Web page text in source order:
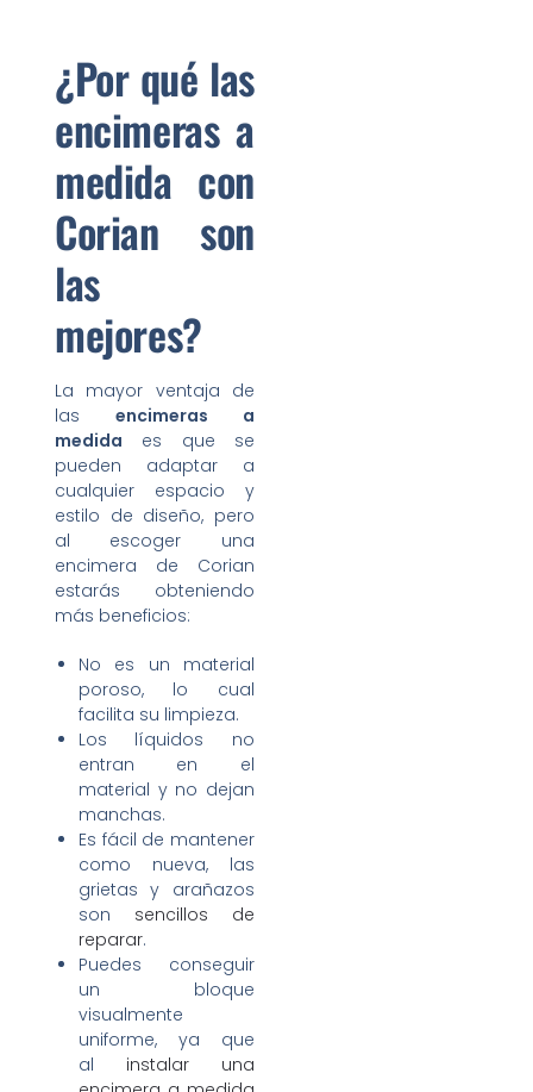
¿Por qué las
encimeras a
medida con
Corian son
las
mejores?
La mayor ventaja de
las encimeras a
medida es que se
pueden adaptar a
cualquier espacio y
estilo de diseño, pero
al escoger una
encimera de Corian
estarás obteniendo
más beneficios:
No es un material
poroso, lo cual
facilita su limpieza.
Los líquidos no
entran en el
material y no dejan
manchas.
Es fácil de mantener
como nueva, las
grietas y arañazos
son sencillos de
reparar.
Puedes conseguir
un bloque
visualmente
uniforme, ya que
al instalar una